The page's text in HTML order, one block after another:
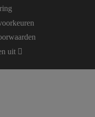
uit